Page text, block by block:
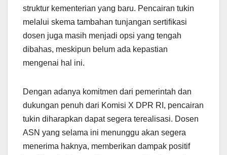
struktur kementerian yang baru. Pencairan tukin
melalui skema tambahan tunjangan sertifikasi
dosen juga masih menjadi opsi yang tengah
dibahas, meskipun belum ada kepastian
mengenai hal ini.
Dengan adanya komitmen dari pemerintah dan
dukungan penuh dari Komisi X DPR RI, pencairan
tukin diharapkan dapat segera terealisasi. Dosen
ASN yang selama ini menunggu akan segera
menerima haknya, memberikan dampak positif